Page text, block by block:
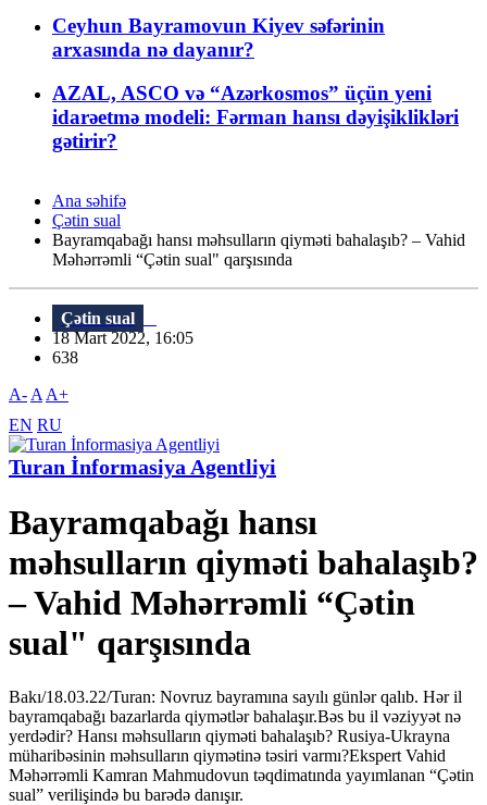
Ceyhun Bayramovun Kiyev səfərinin
arxasında nə dayanır?
AZAL, ASCO və “Azərkosmos” üçün yeni
idarəetmə modeli: Fərman hansı dəyişiklikləri
gətirir?
Ana səhifə
Çətin sual
Bayramqabağı hansı məhsulların qiyməti bahalaşıb? – Vahid
Məhərrəmli “Çətin sual" qarşısında
Çətin sual
18 Mart 2022, 16:05
638
A- A A+
EN RU
Turan İnformasiya Agentliyi
Bayramqabağı hansı
məhsulların qiyməti bahalaşıb?
– Vahid Məhərrəmli “Çətin
sual" qarşısında
Bakı/18.03.22/Turan: Novruz bayramına sayılı günlər qalıb. Hər il
bayramqabağı bazarlarda qiymətlər bahalaşır.Bəs bu il vəziyyət nə
yerdədir? Hansı məhsulların qiyməti bahalaşıb? Rusiya-Ukrayna
müharibəsinin məhsulların qiymətinə təsiri varmı?Ekspert Vahid
Məhərrəmli Kamran Mahmudovun təqdimatında yayımlanan “Çətin
sual” verilişində bu barədə danışır.